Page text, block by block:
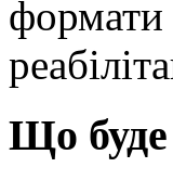
формати
Що буде